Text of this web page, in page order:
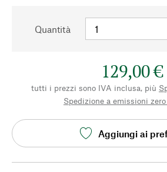
Quantità
129,00 €
tutti i prezzi sono IVA inclusa, più
Spedizione a emissioni zero
Aggiungi ai